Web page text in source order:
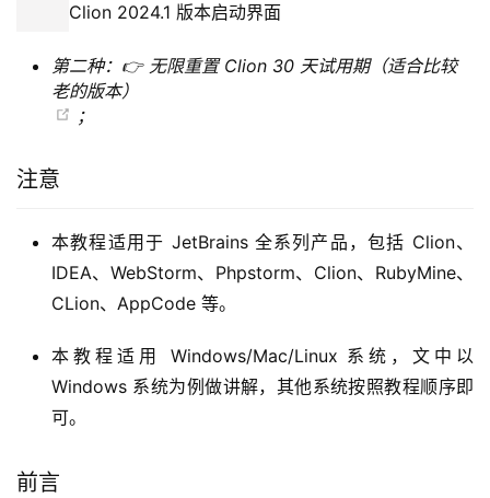
Clion 2024.1 版本启动界面
第二种：👉 无限重置 Clion 30 天试用期（适合比较
老的版本）
；
注意
本教程适用于 JetBrains 全系列产品，包括 Clion、
IDEA、WebStorm、Phpstorm、Clion、RubyMine、
CLion、AppCode 等。
本教程适用 Windows/Mac/Linux 系统，文中以
Windows 系统为例做讲解，其他系统按照教程顺序即
可。
前言